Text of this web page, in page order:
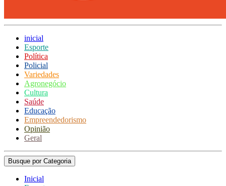
inicial
Esporte
Política
Policial
Variedades
Agronegócio
Cultura
Saúde
Educação
Empreendedorismo
Opinião
Geral
Busque por Categoria
Inicial